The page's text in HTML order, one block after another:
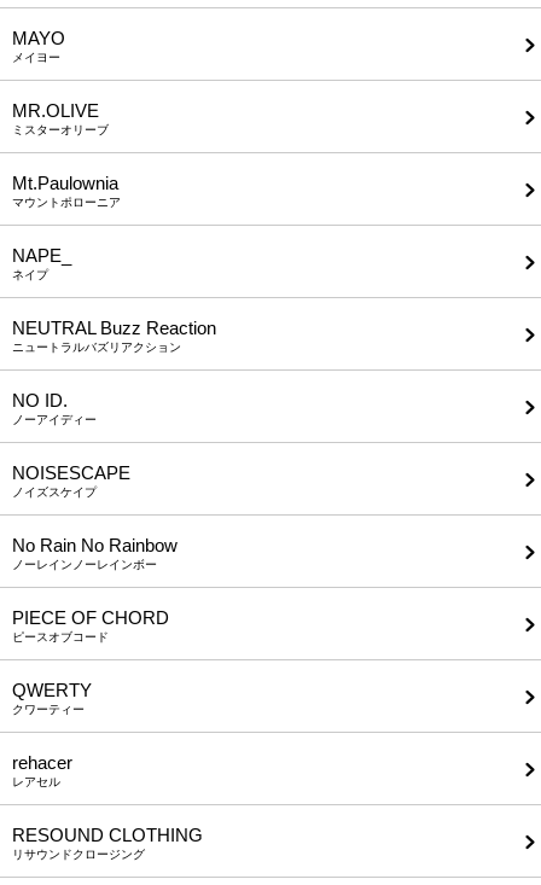
MAYO
メイヨー
MR.OLIVE
ミスターオリーブ
Mt.Paulownia
マウントポローニア
NAPE_
ネイプ
NEUTRAL Buzz Reaction
ニュートラルバズリアクション
NO ID.
ノーアイディー
NOISESCAPE
ノイズスケイプ
No Rain No Rainbow
ノーレインノーレインボー
PIECE OF CHORD
ピースオブコード
QWERTY
クワーティー
rehacer
レアセル
RESOUND CLOTHING
リサウンドクロージング